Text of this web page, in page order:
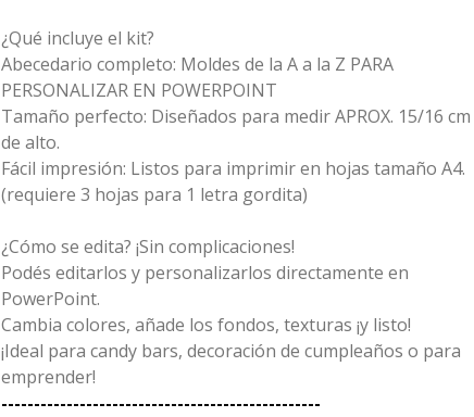
¿Qué incluye el kit?
Abecedario completo: Moldes de la A a la Z PARA
PERSONALIZAR EN POWERPOINT
Tamaño perfecto: Diseñados para medir APROX. 15/16 cm
de alto.
Fácil impresión: Listos para imprimir en hojas tamaño A4.
(requiere 3 hojas para 1 letra gordita)
¿Cómo se edita? ¡Sin complicaciones!
Podés editarlos y personalizarlos directamente en
PowerPoint.
Cambia colores, añade los fondos, texturas ¡y listo!
¡Ideal para candy bars, decoración de cumpleaños o para
emprender!
-------------------------------------------------